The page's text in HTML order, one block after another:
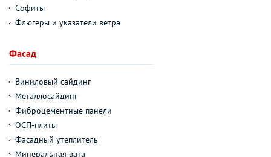
Софиты
Флюгеры и указатели ветра
Фасад
Виниловый сайдинг
Металлосайдинг
Фиброцементные панели
ОСП-плиты
Фасадный утеплитель
Минеральная вата